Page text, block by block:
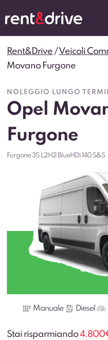
al
contenuto
Rent&Drive /Veicoli
Movano Furgone
NOLEGGIO LUNGO
Opel
Furgone
Furgone 35 L2H2 BlueHDi 140 S&S
Manuale Diesel
Stai risparmiando